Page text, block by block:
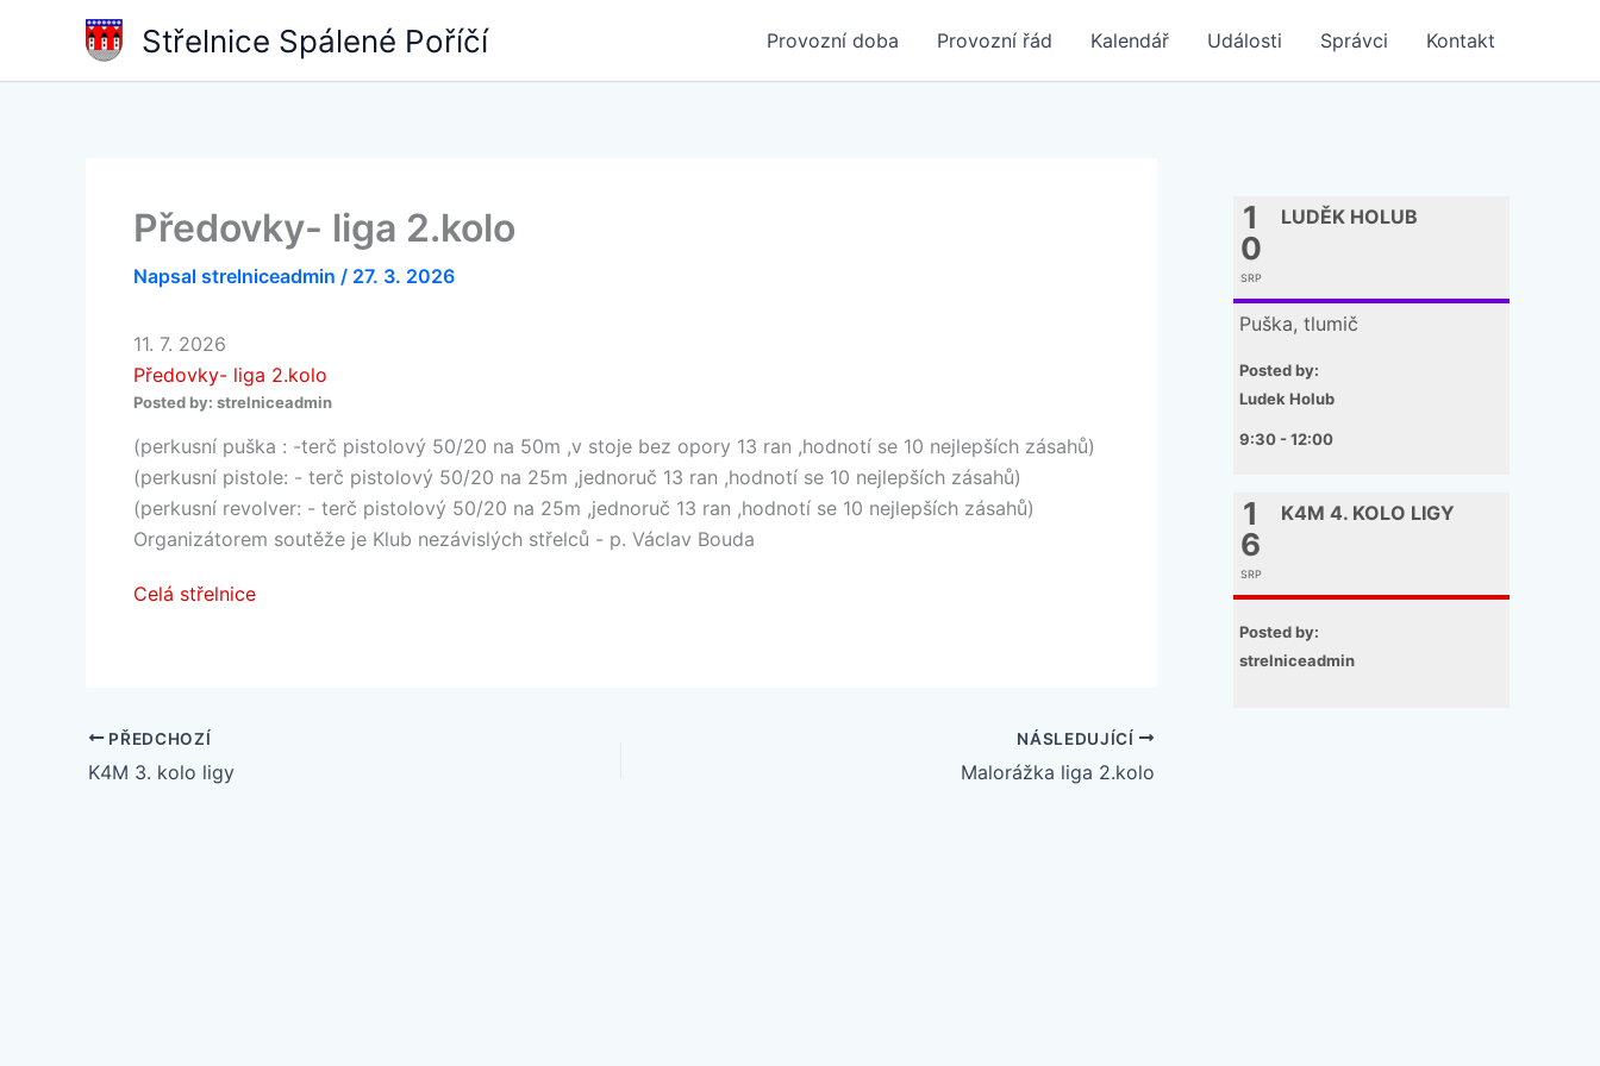
obsah
Střelnice Spálené Poříčí Provozní doba Provozní řád Kalendář Události Správci Kontakt
Předovky- liga 2.kolo
Napsal strelniceadmin / 27. 3. 2026
11. 7. 2026
Předovky- liga 2.kolo
Posted by: strelniceadmin
(perkusní puška : -terč pistolový 50/20 na 50m ,v stoje bez opory 13 ran ,hodnotí se 10 nejlepších zásahů)
(perkusní pistole: - terč pistolový 50/20 na 25m ,jednoruč 13 ran ,hodnotí se 10 nejlepších zásahů)
(perkusní revolver: - terč pistolový 50/20 na 25m ,jednoruč 13 ran ,hodnotí se 10 nejlepších zásahů)
Organizátorem soutěže je Klub nezávislých střelců - p. Václav Bouda
Celá střelnice
PŘEDCHOZÍ
K4M 3. kolo ligy
NÁSLEDUJÍCÍ
Malorážka liga 2.kolo
1
0
SRP
LUDĚK HOLUB
Puška, tlumič
Posted by:
Ludek Holub
9:30 - 12:00
1
6
SRP
K4M 4. KOLO LIGY
Posted by:
strelniceadmin